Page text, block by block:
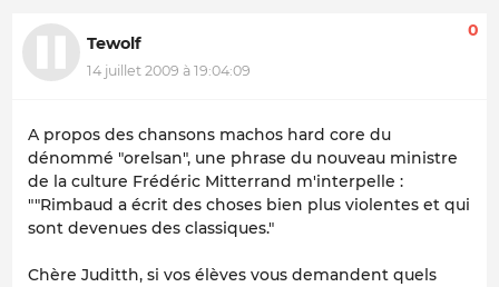
Tewolf
14 juillet 2009 à 19:04:09
0
A propos des chansons machos hard core du
dénommé "orelsan", une phrase du nouveau ministre
de la culture Frédéric Mitterrand m'interpelle :
""Rimbaud a écrit des choses bien plus violentes et qui
sont devenues des classiques."
Chère Juditth, si vos élèves vous demandent quels